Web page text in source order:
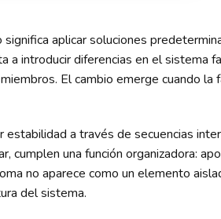
aplicar soluciones
a introducir diferencias en el sistema
El cambio emerge cuando la
a través de secuencias
cumplen una función organizadora:
no aparece como un elemento
del sistema.